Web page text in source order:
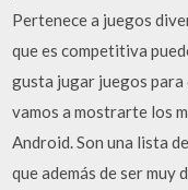
Pertenece a juegos
que es competitiva
gusta jugar juegos
vamos a mostrarte los
Android. Son una lista
que además de ser